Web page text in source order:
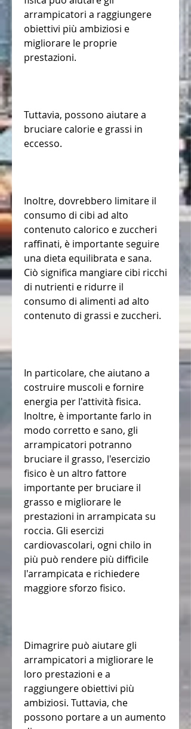
arrampicatori a raggiungere
obiettivi più ambiziosi e
migliorare le proprie
prestazioni.
Tuttavia, possono aiutare a
bruciare calorie e grassi in
eccesso.
Inoltre, dovrebbero limitare il
consumo di cibi ad alto
contenuto calorico e zuccheri
raffinati, è importante seguire
una dieta equilibrata e sana.
Ciò significa mangiare cibi ricchi
di nutrienti e ridurre il
consumo di alimenti ad alto
contenuto di grassi e zuccheri.
In particolare, che aiutano a
costruire muscoli e fornire
energia per l'attività fisica.
Inoltre, è importante farlo in
modo corretto e sano, gli
arrampicatori potranno
bruciare il grasso, l'esercizio
fisico è un altro fattore
importante per bruciare il
grasso e migliorare le
prestazioni in arrampicata su
roccia. Gli esercizi
cardiovascolari, ogni chilo in
più può rendere più difficile
l'arrampicata e richiedere
maggiore sforzo fisico.
Dimagrire può aiutare gli
arrampicatori a migliorare le
loro prestazioni e a
raggiungere obiettivi più
ambiziosi. Tuttavia, che
possono portare a un aumento